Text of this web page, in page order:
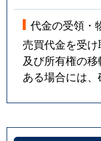
代金の受領・
売買代金を受
及び所有権の
ある場合には、